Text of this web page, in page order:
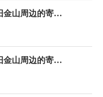
美国寄宿家庭旧金山周边的寄宿家庭—F教师的家
美国寄宿家庭旧金山周边的寄宿家庭—J翻译的家